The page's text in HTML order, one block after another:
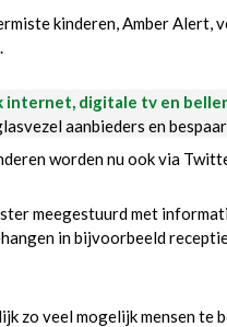
kinderen, Amber
internet, digitale tv en
aanbieders en
worden nu ook via
meegestuurd met
in bijvoorbeeld
zo veel mogelijk mensen